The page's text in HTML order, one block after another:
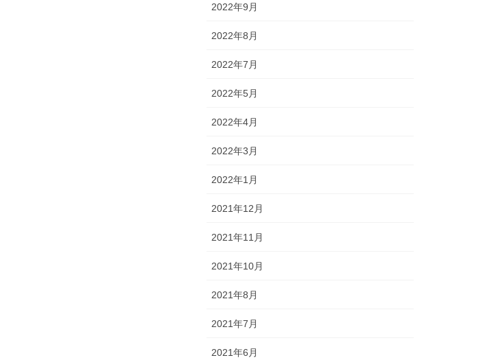
2022年9月
2022年8月
2022年7月
2022年5月
2022年4月
2022年3月
2022年1月
2021年12月
2021年11月
2021年10月
2021年8月
2021年7月
2021年6月